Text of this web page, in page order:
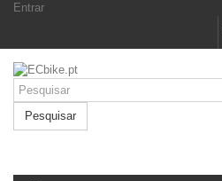
Entrar
Pesquisar